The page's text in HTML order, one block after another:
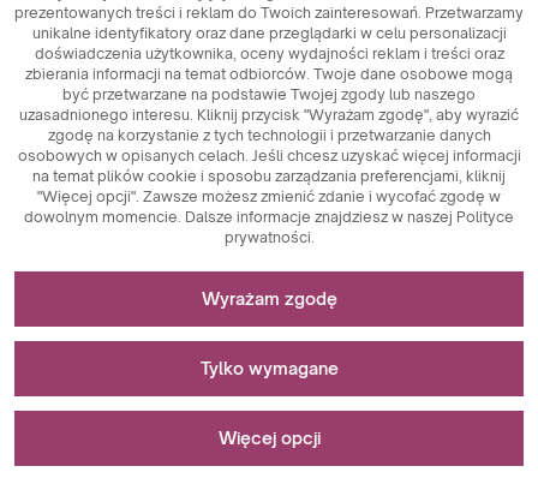
prezentowanych treści i reklam do Twoich zainteresowań. Przetwarzamy
unikalne identyfikatory oraz dane przeglądarki w celu personalizacji
doświadczenia użytkownika, oceny wydajności reklam i treści oraz
zbierania informacji na temat odbiorców. Twoje dane osobowe mogą
być przetwarzane na podstawie Twojej zgody lub naszego
uzasadnionego interesu. Kliknij przycisk "Wyrażam zgodę", aby wyrazić
zgodę na korzystanie z tych technologii i przetwarzanie danych
osobowych w opisanych celach. Jeśli chcesz uzyskać więcej informacji
na temat plików cookie i sposobu zarządzania preferencjami, kliknij
"Więcej opcji". Zawsze możesz zmienić zdanie i wycofać zgodę w
dowolnym momencie. Dalsze informacje znajdziesz w naszej Polityce
prywatności.
Niezbędne do funkcjonowania strony
Pliki cookie niezbędne do działania technicznego są
kluczowymi elementami zapewniającymi prawidłowe
funkcjonowanie strony internetowej. Wśród nich znajdują
się identyfikatory sesji, które umożliwiają rozpoznanie
zapewniając spójność sesji i umożliwiając korzystanie z
funkcji takich jak koszyk zakupowy czy sesje logowania.
aktywności użytkowników na stronie internetowej. Ich
głównym celem jest analiza ruchu na stronie oraz ocena jej
Pliki cookie marketingowe pełnią kluczową rolę w
Wyrażam zgodę
Tylko wymagane
Więcej opcji